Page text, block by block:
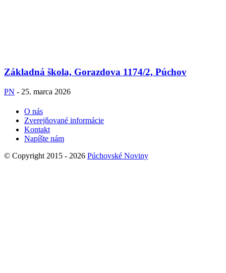
Základná škola, Gorazdova 1174/2, Púchov
PN - 25. marca 2026
O nás
Zverejňované informácie
Kontakt
Napíšte nám
© Copyright 2015 - 2026 Púchovské Noviny